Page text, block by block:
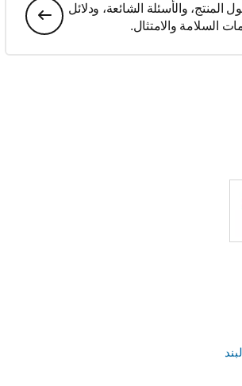
والأسئلة الشائعة، ودلائل
السلامة والامتثال.